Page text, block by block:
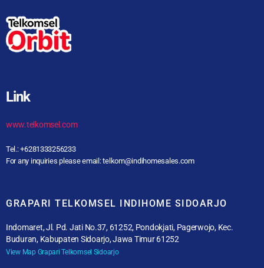
Link
www.telkomsel.com
Tel.: +6281333256233
For any inquiries please email: telkom@indihomesales.com
GRAPARI TELKOMSEL INDIHOME SIDOARJO
Indomaret, Jl. Pd. Jati No.37, 61252, Pondokjati, Pagerwojo, Kec.
Buduran, Kabupaten Sidoarjo, Jawa Timur 61252
View Map Grapari Telkomsel Sidoarjo